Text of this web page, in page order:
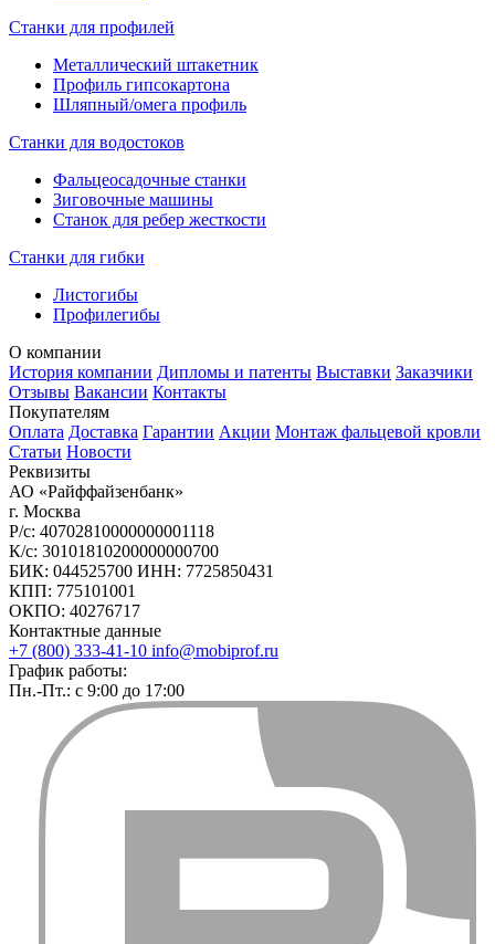
Станки для профилей
Металлический штакетник
Профиль гипсокартона
Шляпный/омега профиль
Станки для водостоков
Фальцеосадочные станки
Зиговочные машины
Станок для ребер жесткости
Станки для гибки
Листогибы
Профилегибы
О компании
История компании Дипломы и патенты Выставки Заказчики
Отзывы Вакансии Контакты
Покупателям
Оплата Доставка Гарантии Акции Монтаж фальцевой кровли
Статьи Новости
Реквизиты
АО «Райффайзенбанк»
г. Москва
Р/с: 40702810000000001118
К/с: 30101810200000000700
БИК: 044525700 ИНН: 7725850431
КПП: 775101001
ОКПО: 40276717
Контактные данные
+7 (800) 333-41-10 info@mobiprof.ru
График работы:
Пн.-Пт.: с 9:00 до 17:00